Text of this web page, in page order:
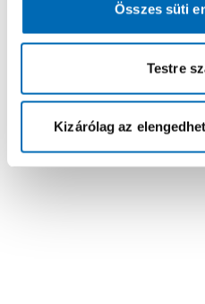
Összes süti
Testre
Kizárólag az